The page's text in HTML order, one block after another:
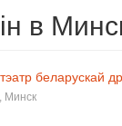
в
беларускай
Минск